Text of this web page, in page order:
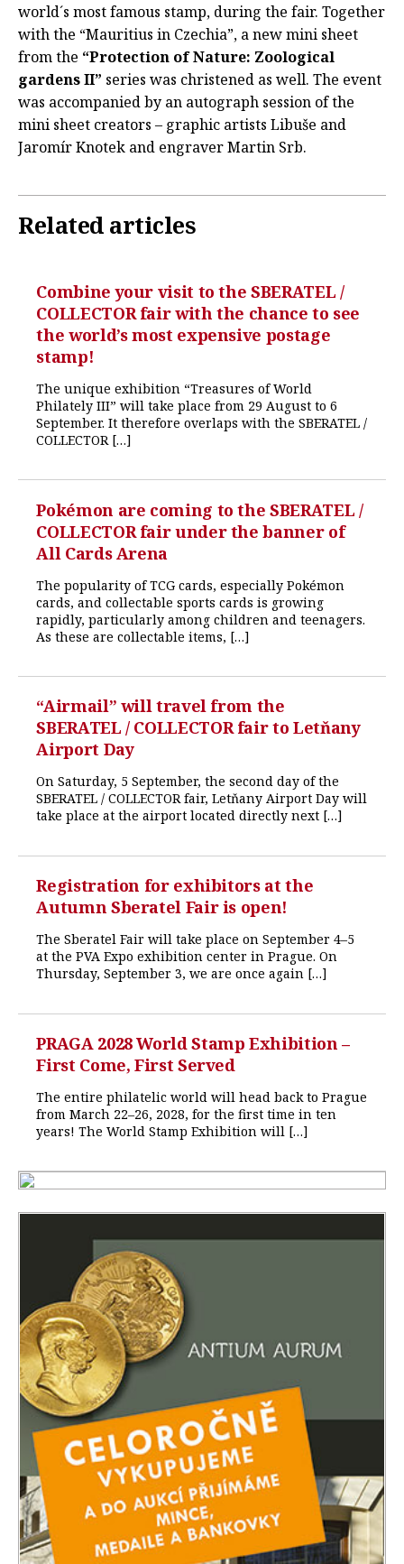
world´s most famous stamp, during the fair. Together
with the “Mauritius in Czechia”, a new mini sheet
from the “Protection of Nature: Zoological
gardens II” series was christened as well. The event
was accompanied by an autograph session of the
mini sheet creators – graphic artists Libuše and
Jaromír Knotek and engraver Martin Srb.
Related articles
Combine your visit to the SBERATEL /
COLLECTOR fair with the chance to see
the world’s most expensive postage
stamp!
The unique exhibition “Treasures of World
Philately III” will take place from 29 August to 6
September. It therefore overlaps with the SBERATEL /
COLLECTOR […]
Pokémon are coming to the SBERATEL /
COLLECTOR fair under the banner of
All Cards Arena
The popularity of TCG cards, especially Pokémon
cards, and collectable sports cards is growing
rapidly, particularly among children and teenagers.
As these are collectable items, […]
“Airmail” will travel from the
SBERATEL / COLLECTOR fair to Letňany
Airport Day
On Saturday, 5 September, the second day of the
SBERATEL / COLLECTOR fair, Letňany Airport Day will
take place at the airport located directly next […]
Registration for exhibitors at the
Autumn Sberatel Fair is open!
The Sberatel Fair will take place on September 4–5
at the PVA Expo exhibition center in Prague. On
Thursday, September 3, we are once again […]
PRAGA 2028 World Stamp Exhibition –
First Come, First Served
The entire philatelic world will head back to Prague
from March 22–26, 2028, for the first time in ten
years! The World Stamp Exhibition will […]